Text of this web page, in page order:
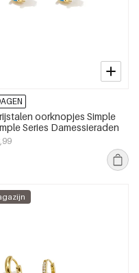
oorknopjes Simple
Series Damessieraden